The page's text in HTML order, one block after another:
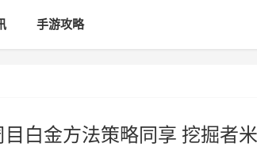
手游攻略
目白金方法策略同享 挖掘者